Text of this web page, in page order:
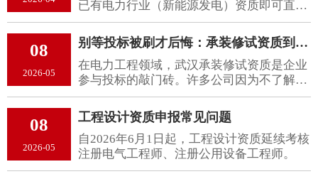
已有电力行业（新能源发电）资质即可直接
涵盖送变电内容。但新能源发电资质主要针
对风电、光伏等电源点设计，其配套的升压
站或送出线路若电压等级较高，仍需单独取
得相应级别的送电或变电工程设计资质。
08
2026-05
别等投标被刷才后悔：承装修试资质到底从哪一步开始办？
在电力工程领域，武汉承装修试资质是企业
参与投标的敲门砖。许多公司因为不了解办
理流程，等到项目竞标时才发现资质不全，
错失机会。与其临时抱佛脚，不如提前规
划，从基础步骤入手，确保资质申请顺利通
过。
08
2026-05
工程设计资质申报常见问题
自2026年6月1日起，工程设计资质延续考核
注册电气工程师、注册公用设备工程师。